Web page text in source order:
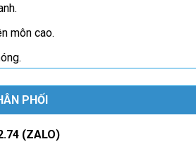
môn cao.
PHỐI
(ZALO)